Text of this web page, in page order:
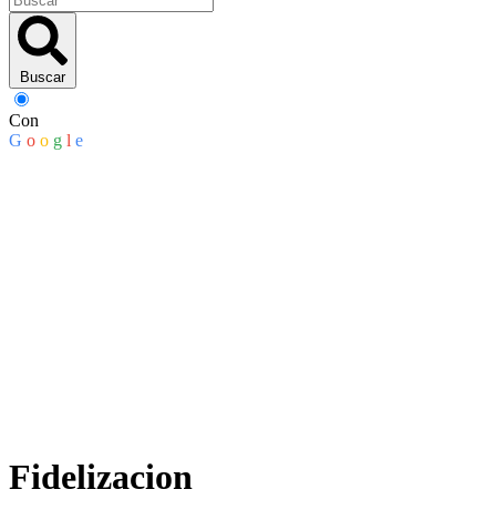
Buscar
Con
G o o g l e
Fidelizacion